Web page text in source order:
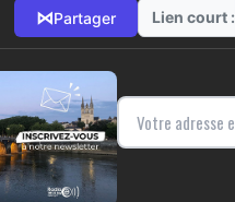
⋈Partager Lien court :